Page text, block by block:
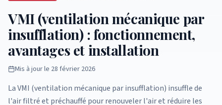
VMI (ventilation mécanique par
insufflation) : fonctionnement,
avantages et installation
Mis à jour le 28 février 2026
La VMI (ventilation mécanique par insufflation) insuffle de
l'air filtré et préchauffé pour renouveler l'air et réduire les